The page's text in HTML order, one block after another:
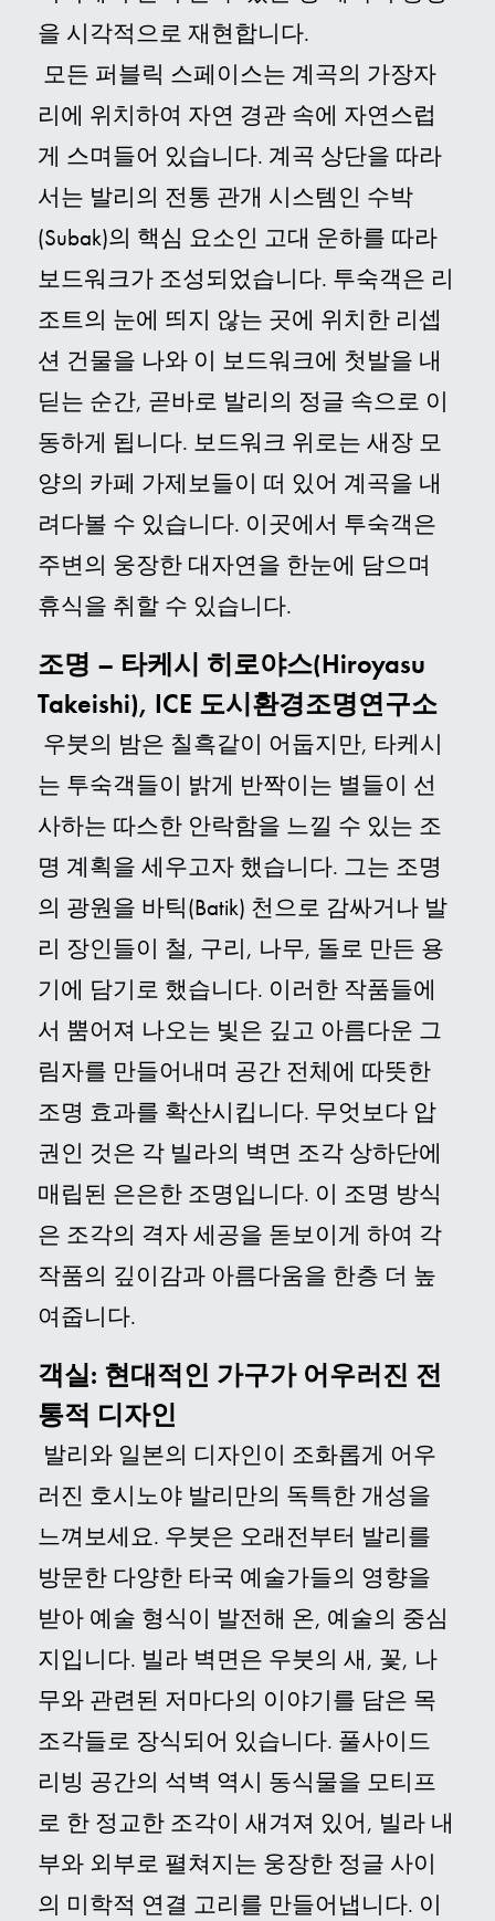
을 시각적으로 재현합니다.
모든 퍼블릭 스페이스는 계곡의 가장자
리에 위치하여 자연 경관 속에 자연스럽
게 스며들어 있습니다. 계곡 상단을 따라
서는 발리의 전통 관개 시스템인 수박
(Subak)의 핵심 요소인 고대 운하를 따라
보드워크가 조성되었습니다. 투숙객은 리
조트의 눈에 띄지 않는 곳에 위치한 리셉
션 건물을 나와 이 보드워크에 첫발을 내
딛는 순간, 곧바로 발리의 정글 속으로 이
동하게 됩니다. 보드워크 위로는 새장 모
양의 카페 가제보들이 떠 있어 계곡을 내
려다볼 수 있습니다. 이곳에서 투숙객은
주변의 웅장한 대자연을 한눈에 담으며
휴식을 취할 수 있습니다.
조명 – 타케시 히로야스(Hiroyasu
Takeishi), ICE 도시환경조명연구소
우붓의 밤은 칠흑같이 어둡지만, 타케시
는 투숙객들이 밝게 반짝이는 별들이 선
사하는 따스한 안락함을 느낄 수 있는 조
명 계획을 세우고자 했습니다. 그는 조명
의 광원을 바틱(Batik) 천으로 감싸거나 발
리 장인들이 철, 구리, 나무, 돌로 만든 용
기에 담기로 했습니다. 이러한 작품들에
서 뿜어져 나오는 빛은 깊고 아름다운 그
림자를 만들어내며 공간 전체에 따뜻한
조명 효과를 확산시킵니다. 무엇보다 압
권인 것은 각 빌라의 벽면 조각 상하단에
매립된 은은한 조명입니다. 이 조명 방식
은 조각의 격자 세공을 돋보이게 하여 각
작품의 깊이감과 아름다움을 한층 더 높
여줍니다.
객실: 현대적인 가구가 어우러진 전
통적 디자인
발리와 일본의 디자인이 조화롭게 어우
러진 호시노야 발리만의 독특한 개성을
느껴보세요. 우붓은 오래전부터 발리를
방문한 다양한 타국 예술가들의 영향을
받아 예술 형식이 발전해 온, 예술의 중심
지입니다. 빌라 벽면은 우붓의 새, 꽃, 나
무와 관련된 저마다의 이야기를 담은 목
조각들로 장식되어 있습니다. 풀사이드
리빙 공간의 석벽 역시 동식물을 모티프
로 한 정교한 조각이 새겨져 있어, 빌라 내
부와 외부로 펼쳐지는 웅장한 정글 사이
의 미학적 연결 고리를 만들어냅니다. 이